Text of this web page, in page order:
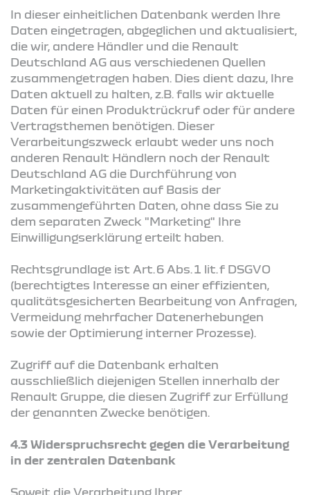
In dieser einheitlichen Datenbank werden Ihre
Daten eingetragen, abgeglichen und aktualisiert,
die wir, andere Händler und die Renault
Deutschland AG aus verschiedenen Quellen
zusammengetragen haben. Dies dient dazu, Ihre
Daten aktuell zu halten, z.B. falls wir aktuelle
Daten für einen Produktrückruf oder für andere
Vertragsthemen benötigen. Dieser
Verarbeitungszweck erlaubt weder uns noch
anderen Renault Händlern noch der Renault
Deutschland AG die Durchführung von
Marketingaktivitäten auf Basis der
zusammengeführten Daten, ohne dass Sie zu
dem separaten Zweck "Marketing" Ihre
Einwilligungserklärung erteilt haben.
Rechtsgrundlage ist Art. 6 Abs. 1 lit. f DSGVO
(berechtigtes Interesse an einer effizienten,
qualitätsgesicherten Bearbeitung von Anfragen,
Vermeidung mehrfacher Datenerhebungen
sowie der Optimierung interner Prozesse).
Zugriff auf die Datenbank erhalten
ausschließlich diejenigen Stellen innerhalb der
Renault Gruppe, die diesen Zugriff zur Erfüllung
der genannten Zwecke benötigen.
4.3 Widerspruchsrecht gegen die Verarbeitung
in der zentralen Datenbank
Soweit die Verarbeitung Ihrer